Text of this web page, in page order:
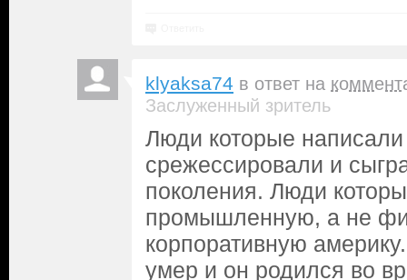
klyaksa74 в ответ на
Заслуженный зритель
Люди которые
срежессировали и
поколения. Люди
промышленную, а не
корпоративную
умер и он родился во